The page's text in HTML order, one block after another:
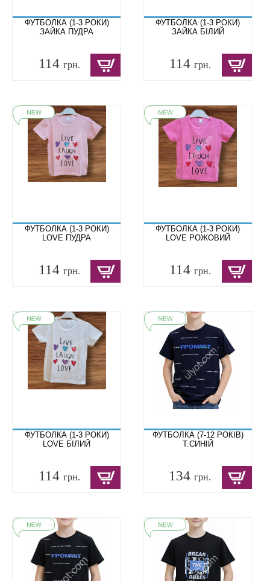
ФУТБОЛКА (1-3 РОКИ)
ЗАЙКА ПУДРА
114 грн.
ФУТБОЛКА (1-3 РОКИ)
ЗАЙКА БІЛИЙ
114грн.
ФУТБОЛКА (1-3 РОКИ)
LOVE ПУДРА
114 грн.
ФУТБОЛКА (1-3 РОКИ)
LOVE РОЖОВИЙ
114грн.
ФУТБОЛКА (1-3 РОКИ)
LOVE БІЛИЙ
114 грн.
ФУТБОЛКА (7-12 РОКІВ)
Т.СИНІЙ
134грн.